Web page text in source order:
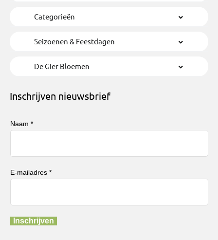
Categorieën
Seizoenen & Feestdagen
De Gier Bloemen
Inschrijven nieuwsbrief
Naam *
E-mailadres *
Inschrijven